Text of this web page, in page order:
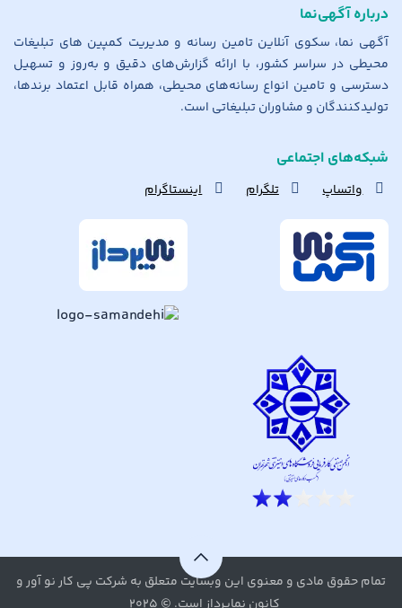
درباره آگهی‌نما
آگهی نما، سکوی آنلاین تامین رسانه و مدیریت کمپین های تبلیغات
محیطی در سراسر کشور، با ارائه گزارش‌های دقیق و به‌روز و تسهیل
دسترسی و تامین انواع رسانه‌های محیطی، همراه قابل اعتماد برندها،
تولیدکنندگان و مشاوران تبلیغاتی است.
شبکه‌های اجتماعی
واتساپ تلگرام اینستاگرام
تمام حقوق مادی و معنوی این وبسایت متعلق به شرکت پی کار نو آور و